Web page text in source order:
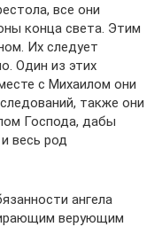
все они
конца света. Этим
Их следует
Один из этих
с Михаилом они
также они
Господа, дабы
весь род
ангела
верующим